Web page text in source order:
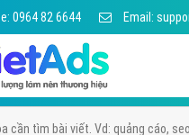
0964 82 6644 Email: